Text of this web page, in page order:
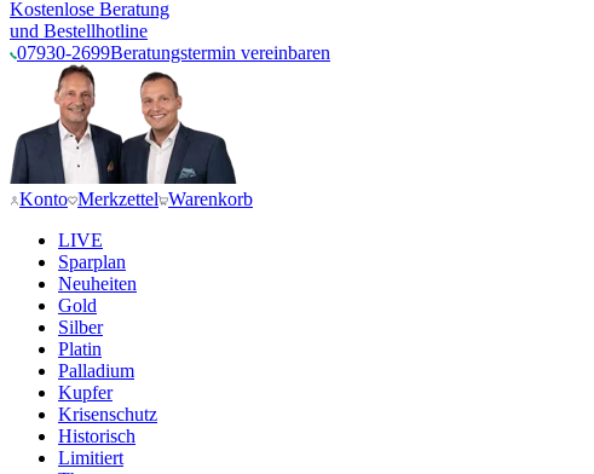
Kostenlose Beratung
und Bestellhotline
07930-2699Beratungstermin vereinbaren
Konto Merkzettel Warenkorb
LIVE
Sparplan
Neuheiten
Gold
Silber
Platin
Palladium
Kupfer
Krisenschutz
Historisch
Limitiert